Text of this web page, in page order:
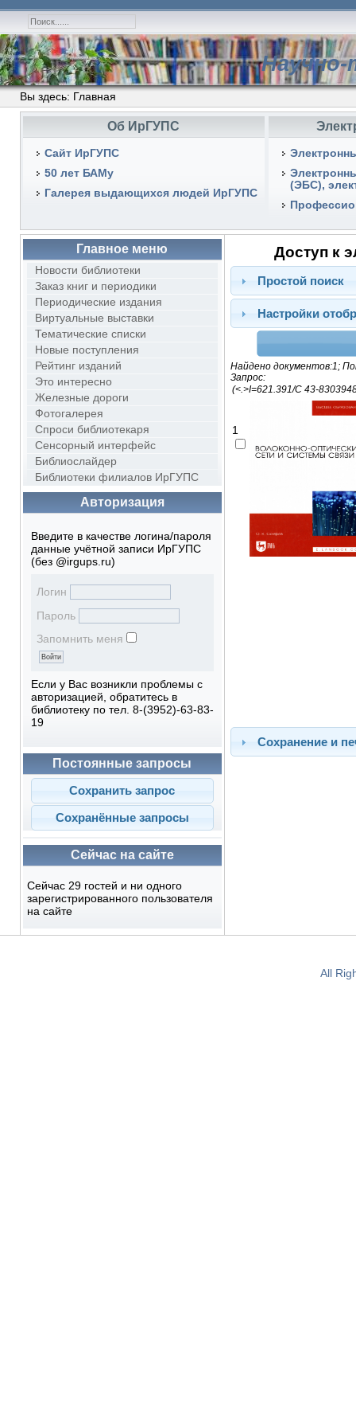
Вы здесь: Главная
Об ИрГУПС
Сайт ИрГУПС
50 лет БАМу
Галерея выдающихся людей ИрГУПС
(ЭБС),
Главное меню
Новости библиотеки
Заказ книг и периодики
Периодические издания
Виртуальные выставки
Тематические списки
Новые поступления
Рейтинг изданий
Это интересно
Железные дороги
Фотогалерея
Спроси библиотекаря
Сенсорный интерфейс
Библиослайдер
Библиотеки филиалов ИрГУПС
Авторизация
Введите в качестве логина/пароля
данные учётной записи ИрГУПС
(без @irgups.ru)
Логин
Пароль
Запомнить меня
Если у Вас возникли проблемы с
авторизацией, обратитесь в
библиотеку по тел. 8-(3952)-63-83-
19
Постоянные запросы
Сейчас на сайте
Сейчас 29 гостей и ни одного
зарегистрированного пользователя
на сайте
Доступ к
Простой поиск
Настройки
Найдено документов:1;
Запрос:
1
Сохранение и
All